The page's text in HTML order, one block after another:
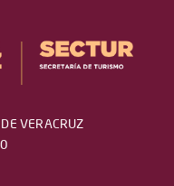
VERACRUZ